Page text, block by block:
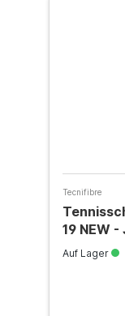
Tecnifibre
19 NEW
Auf Lager